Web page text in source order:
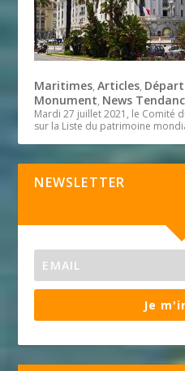
Maritimes,Articles,
Monument, News
Mardi 27 juillet 2021, le Comité
sur la Liste du patrimoine
NEWSLETTER
Je